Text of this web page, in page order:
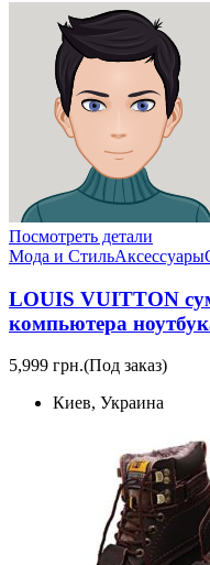
Посмотреть детали
Мода и СтильАксессуары
LOUIS VUITTON
компьютера
5,999 грн.(Под заказ)
Киев, Украина